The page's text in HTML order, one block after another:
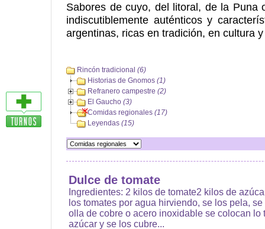
Sabores de cuyo, del litoral, de la Puna
indiscutiblemente auténticos y
argentinas, ricas en tradición, en cultura
Rincón tradicional (6)
Historias de Gnomos (1)
Refranero campestre (2)
El Gaucho (3)
Comidas regionales (17)
Leyendas (15)
Dulce de tomate
Ingredientes: 2 kilos de tomate2 kilos de
los tomates por agua hirviendo, se los pela,
olla de cobre o acero inoxidable se colocan lo
azúcar y se los cubre...